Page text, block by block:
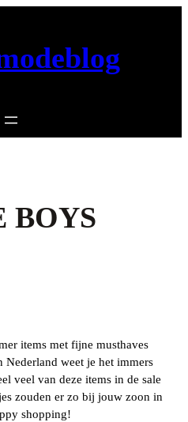
BOYS
items met fijne musthaves
Nederland weet je het immers
veel van deze items in de sale
zouden er zo bij jouw zoon in
shopping!